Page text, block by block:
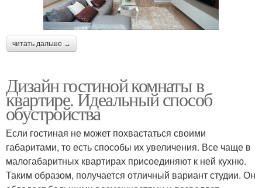
читать дальше →
Дизайн гостиной комнаты в
квартире. Идеальный способ
обустройства
Если гостиная не может похвастаться своими
габаритами, то есть способы их увеличения. Все чаще в
малогабаритных квартирах присоединяют к ней кухню.
Таким образом, получается отличный вариант студии. Он